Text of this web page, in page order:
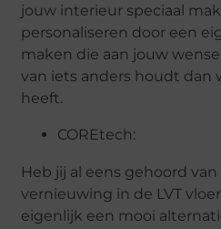
jouw interieur speciaal
personaliseren door een
maken die aan jouw
van iets anders houdt dan
heeft.
COREtech:
Heb jij al eens gehoord
vernieuwing in de LVT
eigenlijk een mooi